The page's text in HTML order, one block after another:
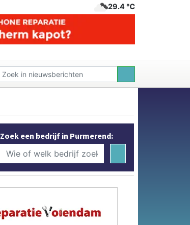
29.4 ℃
Zoek een bedrijf in Purmerend: